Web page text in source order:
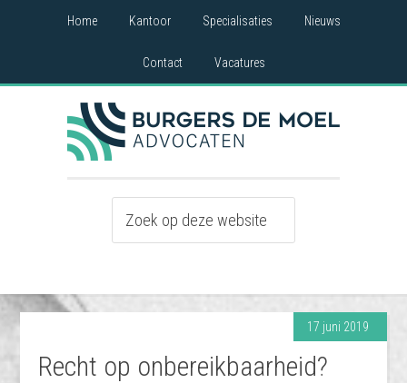
Home Kantoor Specialisaties Nieuws
Contact Vacatures
17 juni 2019
Recht op onbereikbaarheid?